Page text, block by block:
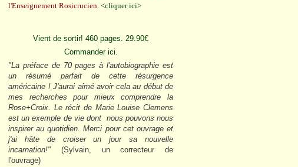
l'Enseignement Rosicrucien. <cliquer ici>
Vient de sortir! 460 pages. 29.90€
Commander ici.
"La préface de 70 pages à l'autobiographie est
un résumé parfait de cette résurgence
américaine ! J'aurai aimé avoir cela au début de
mes recherches pour mieux comprendre la
Rose+Croix. Le récit de Marie Louise Clemens
est un exemple de vie dont nous pouvons nous
inspirer au quotidien. Merci pour cet ouvrage et
j'ai hâte de croiser un jour sa nouvelle
incarnation!" (Sylvain, un correcteur de
l'ouvrage)